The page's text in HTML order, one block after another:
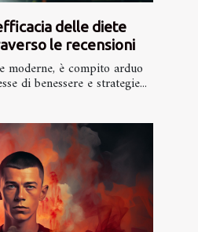
delle diete
le recensioni
moderne, è compito arduo
di benessere e strategie...